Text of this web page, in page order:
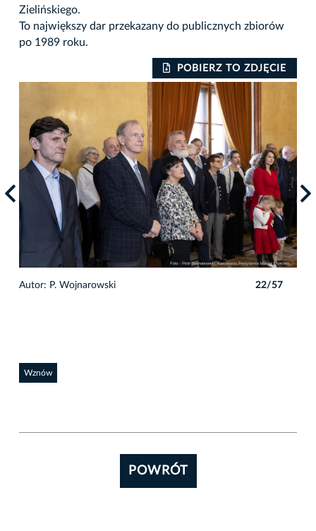
Zielińskiego.
To największy dar przekazany do publicznych zbiorów
po 1989 roku.
POBIERZ TO ZDJĘCIE
Autor: P. Wojnarowski 22/57
Wznów
POWRÓT